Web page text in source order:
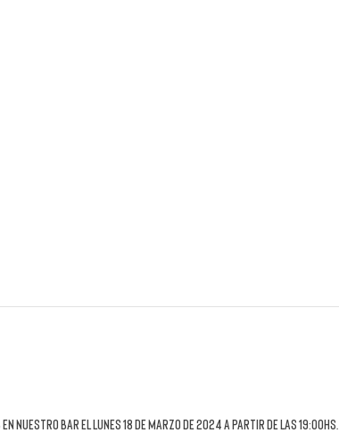
en nuestro bar el lunes 18 de marzo de 2024 a partir de las 19:00hs.